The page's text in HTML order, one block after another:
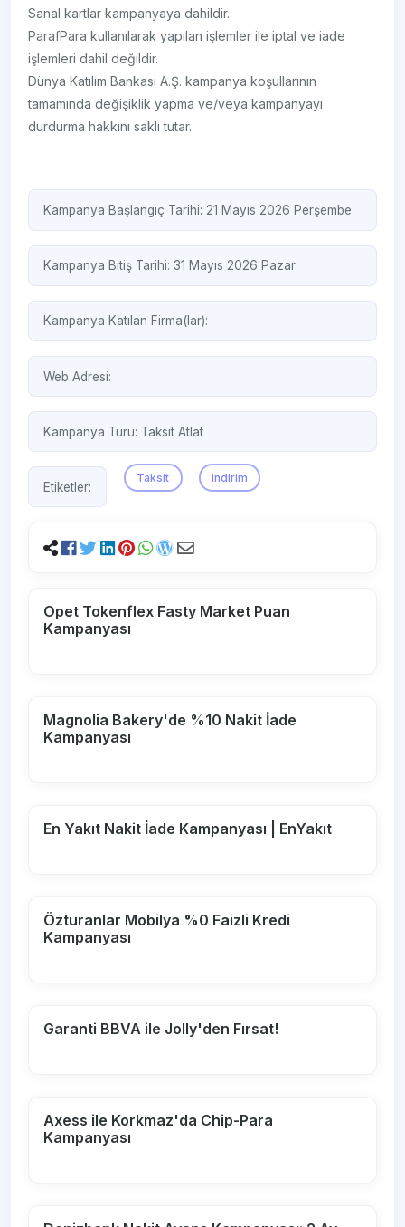
Sanal kartlar kampanyaya dahildir.
ParafPara kullanılarak yapılan işlemler ile iptal ve iade
işlemleri dahil değildir.
Dünya Katılım Bankası A.Ş. kampanya koşullarının
tamamında değişiklik yapma ve/veya kampanyayı
durdurma hakkını saklı tutar.
Kampanya Başlangıç Tarihi: 21 Mayıs 2026 Perşembe
Kampanya Bitiş Tarihi: 31 Mayıs 2026 Pazar
Kampanya Katılan Firma(lar):
Web Adresi:
Kampanya Türü: Taksit Atlat
Etiketler:
Taksit indirim
Opet Tokenflex Fasty Market Puan
Kampanyası
Magnolia Bakery'de %10 Nakit İade
Kampanyası
En Yakıt Nakit İade Kampanyası | EnYakıt
Özturanlar Mobilya %0 Faizli Kredi
Kampanyası
Garanti BBVA ile Jolly'den Fırsat!
Axess ile Korkmaz'da Chip-Para
Kampanyası